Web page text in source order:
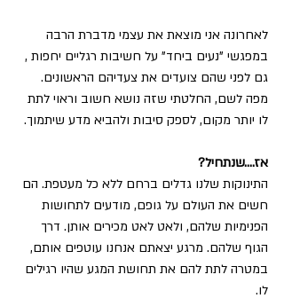
לאחרונה אני מוצאת את עצמי מדברת הרבה
במפגשי "נעים ביחד" על חשיבות רגליים יחפות ,
גם לפני שהם צועדים את צעדיהם הראשונים.
מפה לשם, החלטתי שזה נושא חשוב וראוי לתת
לו יותר מקום, לספק סיבות ולהביא מדע שיתמוך.
אז....שנתחיל?
התינוקות שלנו גדלים ברחם ללא כל מעטפת. הם
חשים את העולם על גופם, מודעים לתחושות
הפנימיות שלהם, ולאט לאט מכירים אותן. דרך
הגוף שלהם. מרגע יצאתם אנחנו עוטפים אותם,
במטרה לתת להם את תחושת המגע שהיו רגילים
לו.